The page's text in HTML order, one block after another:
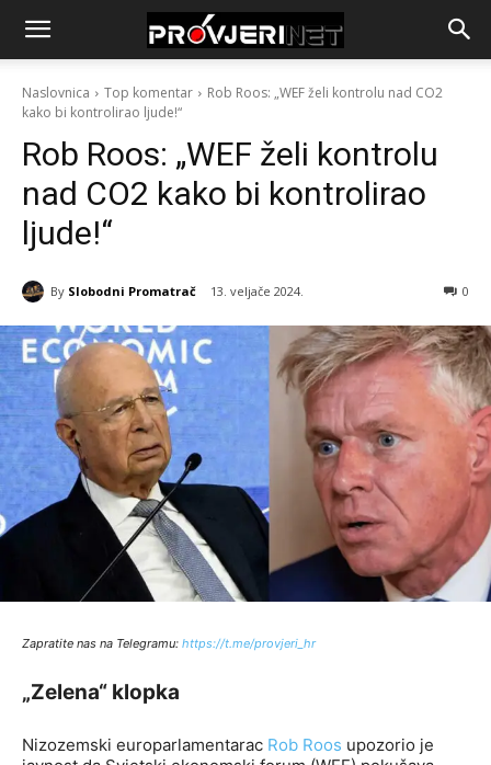
Naslovnica Top komentar
Rob Roos: „WEF želi kontrolu nad CO2
kako bi kontrolirao ljude!“
Rob Roos: „WEF želi kontrolu
nad CO2 kako bi kontrolirao
ljude!“
By Slobodni Promatrač 13. veljače 2024. 0
Zapratite nas na Telegramu: https://t.me/provjeri_hr
„Zelena“ klopka
Nizozemski europarlamentarac Rob Roos upozorio je